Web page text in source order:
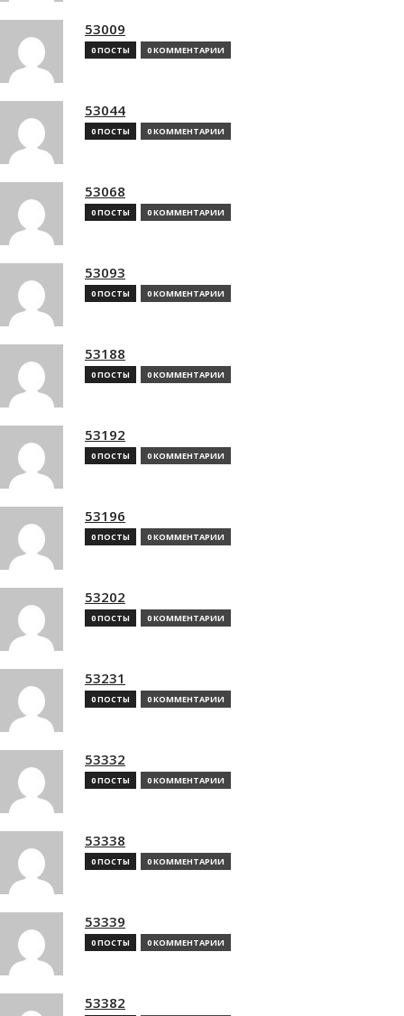
53009
0 ПОСТЫ 0 КОММЕНТАРИИ
53044
0 ПОСТЫ 0 КОММЕНТАРИИ
53068
0 ПОСТЫ 0 КОММЕНТАРИИ
53093
0 ПОСТЫ 0 КОММЕНТАРИИ
53188
0 ПОСТЫ 0 КОММЕНТАРИИ
53192
0 ПОСТЫ 0 КОММЕНТАРИИ
53196
0 ПОСТЫ 0 КОММЕНТАРИИ
53202
0 ПОСТЫ 0 КОММЕНТАРИИ
53231
0 ПОСТЫ 0 КОММЕНТАРИИ
53332
0 ПОСТЫ 0 КОММЕНТАРИИ
53338
0 ПОСТЫ 0 КОММЕНТАРИИ
53339
0 ПОСТЫ 0 КОММЕНТАРИИ
53382